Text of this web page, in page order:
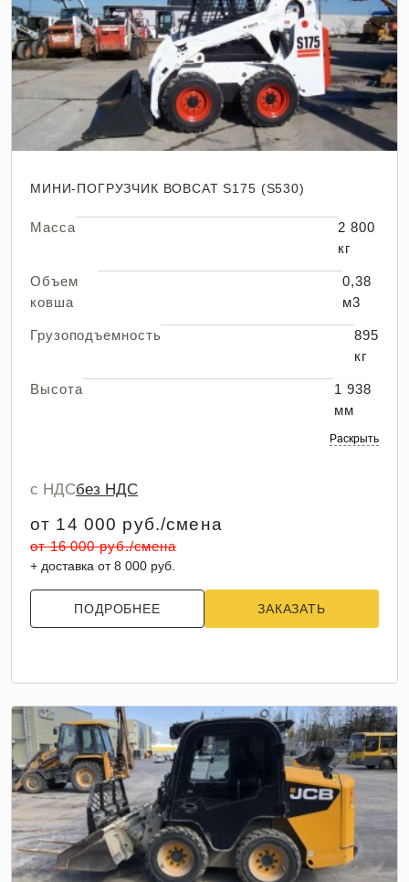
МИНИ-ПОГРУЗЧИК BOBCAT S175 (S530)
Масса
2 800
кг
Объем
ковша
0,38
м3
Грузоподъемность
895
кг
Высота
1 938
мм
Раскрыть
с НДСбез НДС
от 14 000 руб./смена
от 16 000 руб./смена
+ доставка от 8 000 руб.
ПОДРОБНЕЕ ЗАКАЗАТЬ